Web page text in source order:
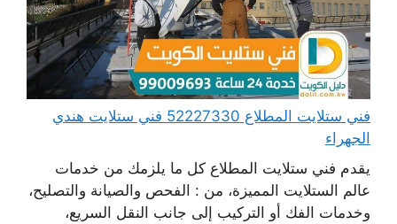
فني ستلايت المطلاع 52227330 فني ستلايت هندي
الجهراء
يقدم فني ستلايت المطلاع كل ما يلزمك من خدمات
عالم الستلايت المميزة، من : الفحص والصيانة والتصليح،
وخدمات الفك أو التركيب إلى جانب النقل السريع،